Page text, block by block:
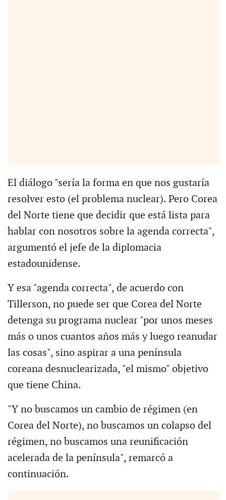
El diálogo "sería la forma en que nos gustaría
resolver esto (el problema nuclear). Pero Corea
del Norte tiene que decidir que está lista para
hablar con nosotros sobre la agenda correcta",
argumentó el jefe de la diplomacia
estadounidense.
Y esa "agenda correcta", de acuerdo con
Tillerson, no puede ser que Corea del Norte
detenga su programa nuclear "por unos meses
más o unos cuantos años más y luego reanudar
las cosas", sino aspirar a una península
coreana desnuclearizada, "el mismo" objetivo
que tiene China.
"Y no buscamos un cambio de régimen (en
Corea del Norte), no buscamos un colapso del
régimen, no buscamos una reunificación
acelerada de la península", remarcó a
continuación.